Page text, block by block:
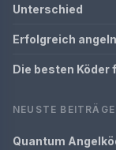
Unterschied
Erfolgreich
Die besten
NEUSTE BEITRÄGE
Quantum